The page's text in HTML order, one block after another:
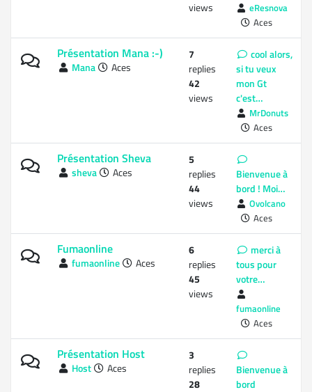
views
eResnova
Aces
Présentation Mana :-)
Mana Aces
7
replies
42
views
cool alors,
si tu veux
mon Gt
c'est…
MrDonuts
Aces
Présentation Sheva
sheva Aces
5
replies
44
views
Bienvenue à
bord ! Moi…
Ovolcano
Aces
Fumaonline
fumaonline Aces
6
replies
45
views
merci à
tous pour
votre…
fumaonline
Aces
Présentation Host
Host Aces
3
replies
28
Bienvenue à
bord